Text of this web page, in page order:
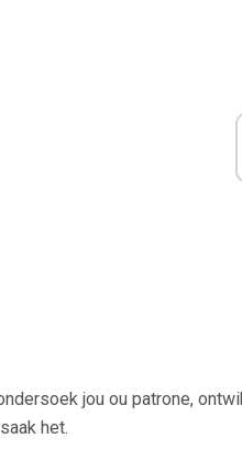
jou ou patrone,
het.